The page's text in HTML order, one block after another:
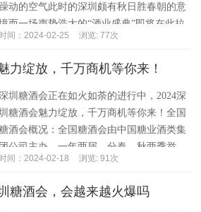
躁动的空气此时的深圳颇有秋日胜春朝的意
而一场声势浩大的“酒业盛典”即将在此拉
开序幕改革之城，魅力之城深圳以超前的发
时间：2024-02-25 浏览: 77次
力绽放，千万商机等你来！
圳糖酒会正在如火如荼的进行中，2024深
糖酒会魅力绽放，千万商机等你来！全国
酒会概况：全国糖酒会由中国糖业酒类集
团公司主办，一年两届，分春、秋两季举
行。每届糖酒会的展览面积均在10万平方米
时间：2024-02-18 浏览: 91次
糖酒会，会越来越火爆吗